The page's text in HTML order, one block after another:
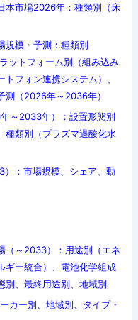
本市場2026年：種類別（床
規模・予測：種類別
ットフォーム別（組み込み
フォン連携システム）、
測（2026年～2036年）
～2033年）：設置形態別
種類別（プラズマ過酸化水
：市場規模、シェア、動
（～2033）：用途別（エネ
ギー統合）、電池化学組成
別、最終用途別、地域別
カー別、地域別、タイプ・